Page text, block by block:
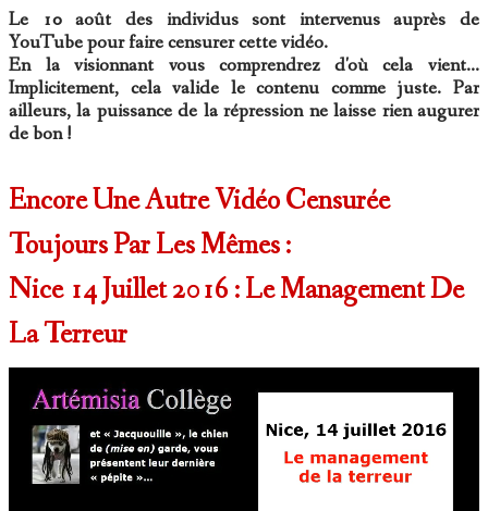
Le 10 août des individus sont intervenus auprès de
YouTube pour faire censurer cette vidéo.
En la visionnant vous comprendrez d'où cela vient...
Implicitement, cela valide le contenu comme juste. Par
ailleurs, la puissance de la répression ne laisse rien augurer
de bon !
Encore Une Autre Vidéo Censurée
Toujours Par Les Mêmes :
Nice 14 Juillet 2016 : Le Management De
La Terreur